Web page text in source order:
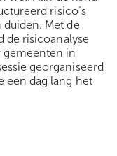
risico’s
Met de
de risicoanalyse
gemeenten in
georganiseerd
een dag lang het